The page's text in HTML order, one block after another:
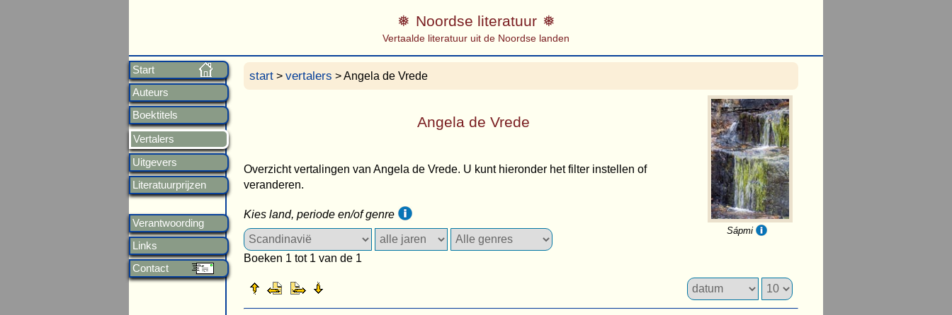
Start
Auteurs
Boektitels
Vertalers
Uitgevers
Literatuurprijzen
Verantwoording
Links
Contact
Noordse literatuur
Vertaalde literatuur uit de Noordse landen
start > vertalers > Angela de Vrede
Sápmi
Angela de Vrede
Overzicht vertalingen van Angela de Vrede. U kunt hieronder het filter instellen of
veranderen.
Kies land, periode en/of genre
Boeken 1 tot 1 van de 1